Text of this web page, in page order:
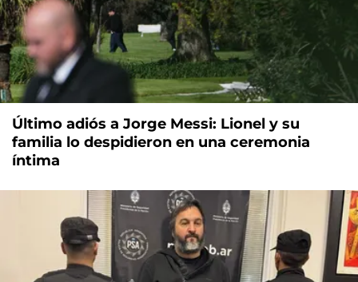
Último adiós a Jorge Messi: Lionel y su
familia lo despidieron en una ceremonia
íntima